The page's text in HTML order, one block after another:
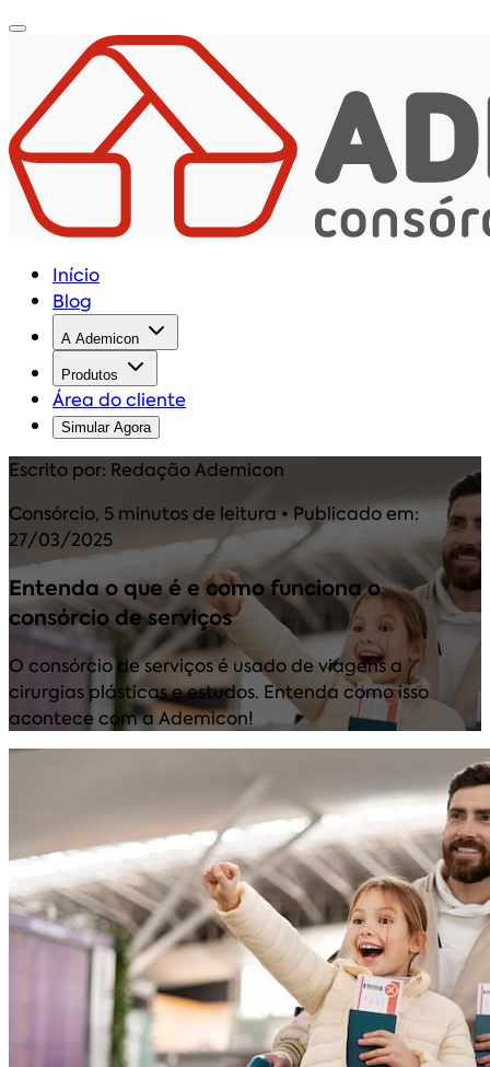
Início
Blog
A Ademicon
Produtos
Área do cliente
Simular Agora
Escrito por: Redação Ademicon
Consórcio, 5 minutos de leitura • Publicado em:
27/03/2025
Entenda o que é e como funciona o
consórcio de serviços
O consórcio de serviços é usado de viagens a
cirurgias plásticas e estudos. Entenda como isso
acontece com a Ademicon!